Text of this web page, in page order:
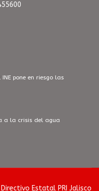
pone en riesgo las
a la crisis del agua
Estatal PRI Jalisco